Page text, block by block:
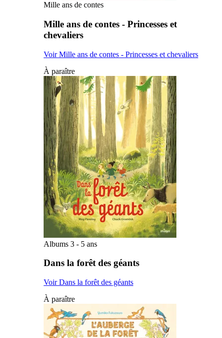
Mille ans de contes
Mille ans de contes - Princesses et
chevaliers
Voir Mille ans de contes - Princesses et chevaliers
À paraître
Albums 3 - 5 ans
Dans la forêt des géants
Voir Dans la forêt des géants
À paraître